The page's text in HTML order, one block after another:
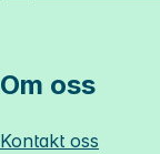
Om oss
Kontakt oss